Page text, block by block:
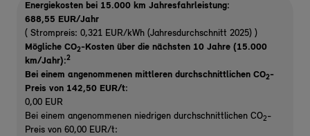
Energiekosten bei 15.000 km Jahresfahrleistung:
688,55 EUR/Jahr
( Strompreis: 0,321 EUR/kWh (Jahresdurchschnitt 2025) )
Mögliche CO2-Kosten über die nächsten 10 Jahre (15.000
km/Jahr):2
Bei einem angenommenen mittleren durchschnittlichen CO2-
Preis von 142,50 EUR/t:
0,00 EUR
Bei einem angenommenen niedrigen durchschnittlichen CO2-
Preis von 60,00 EUR/t: